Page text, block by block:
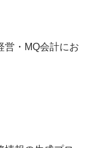
・MQ会計にお